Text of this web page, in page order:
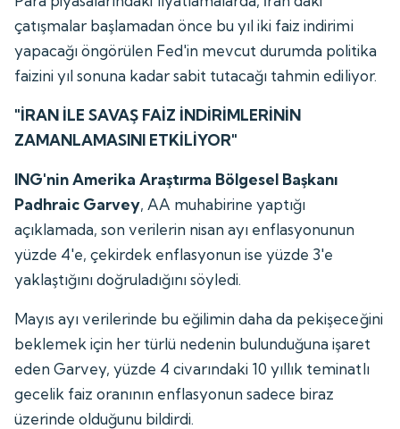
çatışmalar başlamadan önce bu yıl iki faiz indirimi
yapacağı öngörülen Fed'in mevcut durumda politika
faizini yıl sonuna kadar sabit tutacağı tahmin ediliyor.
"İRAN İLE SAVAŞ FAİZ İNDİRİMLERİNİN
ZAMANLAMASINI ETKİLİYOR"
ING'nin Amerika Araştırma Bölgesel Başkanı
Padhraic Garvey, AA muhabirine yaptığı
açıklamada, son verilerin nisan ayı enflasyonunun
yüzde 4'e, çekirdek enflasyonun ise yüzde 3'e
yaklaştığını doğruladığını söyledi.
Mayıs ayı verilerinde bu eğilimin daha da pekişeceğini
beklemek için her türlü nedenin bulunduğuna işaret
eden Garvey, yüzde 4 civarındaki 10 yıllık teminatlı
gecelik faiz oranının enflasyonun sadece biraz
üzerinde olduğunu bildirdi.